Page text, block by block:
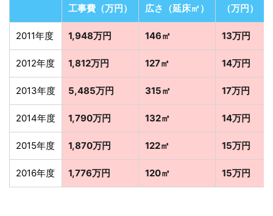
工事費（万円）
広さ（延床㎡）
（万円）
2011年度 1,948万円 146㎡ 13万円
2012年度 1,812万円 127㎡ 14万円
2013年度 5,485万円 315㎡ 17万円
2014年度 1,790万円 132㎡ 14万円
2015年度 1,870万円 122㎡ 15万円
2016年度 1,776万円 120㎡ 15万円